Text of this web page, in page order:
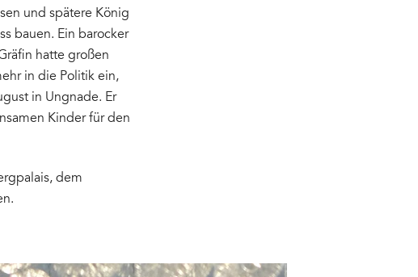
und spätere König
bauen. Ein barocker
hatte großen
in die Politik ein,
in Ungnade. Er
Kinder für den
dem